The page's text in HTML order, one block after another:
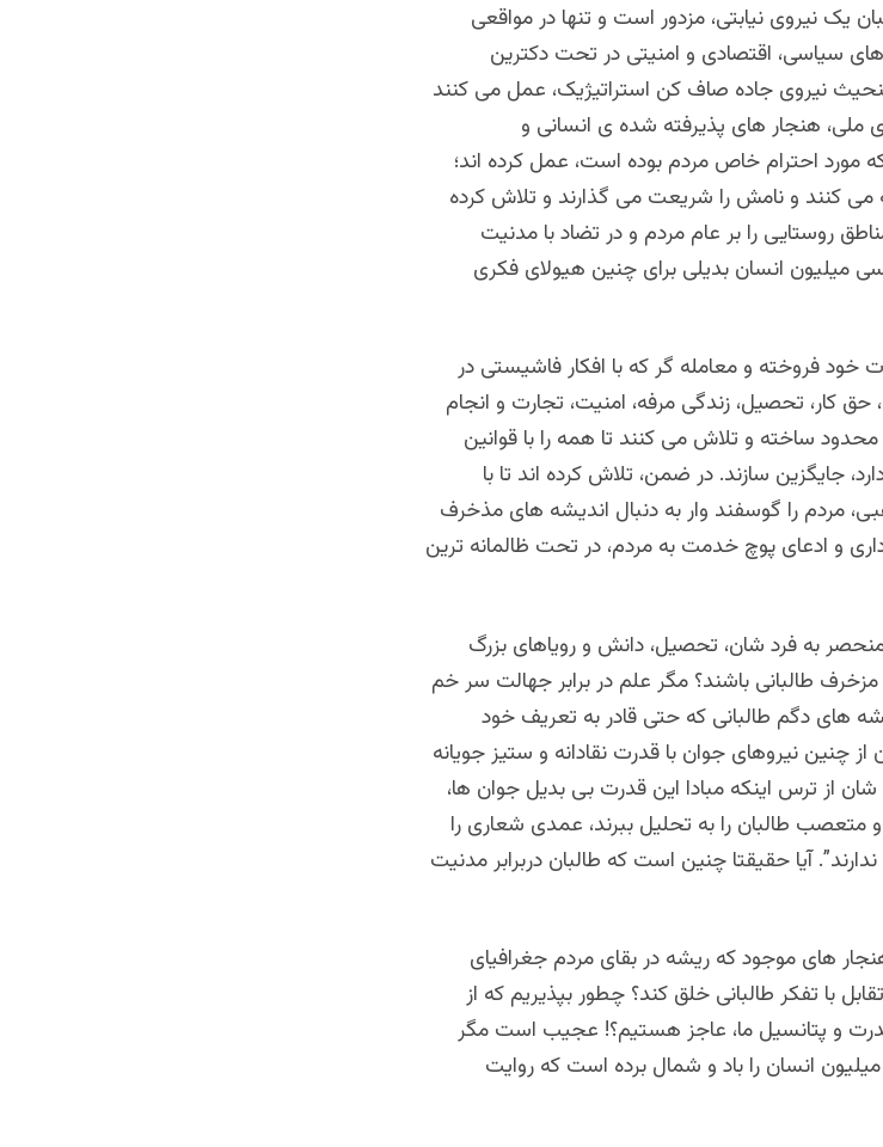
یک نیروی نیابتی، مزدور است و تنها در مواقعی
سیاسی، اقتصادی و امنیتی در تحت دکترین
نیروی جاده صاف کن استراتیژیک، عمل می کنند
ملی، هنجار های پذیرفته شده ی انسانی و
مورد احترام خاص مردم بوده است، عمل کرده اند؛
کنند و نامش را شریعت می گذارند و تلاش کرده
روستایی را بر عام مردم و در تضاد با مدنیت
میلیون انسان بدیلی برای چنین هیولای فکری
خود فروخته و معامله گر که با افکار فاشیستی در
کار، تحصیل، زندگی مرفه، امنیت، تجارت و انجام
ساخته و تلاش می کنند تا همه را با قوانین
جایگزین سازند. در ضمن، تلاش کرده اند تا با
مردم را گوسفند وار به دنبال اندیشه های مذخرف
و ادعای پوچ خدمت به مردم، در تحت ظالمانه ترین
به فرد شان، تحصیل، دانش و رویاهای بزرگ
مزخرف طالبانی باشند؟ مگر علم در برابر جهالت سر خم
های دگم طالبانی که حتی قادر به تعریف خود
چنین نیروهای جوان با قدرت نقادانه و ستیز جویانه
از ترس اینکه مبادا این قدرت بی بدیل جوان ها،
طالبان را به تحلیل ببرند، عمدی شعاری را
آیا حقیقتا چنین است که طالبان دربرابر مدنیت
های موجود که ریشه در بقای مردم جغرافیای
با تفکر طالبانی خلق کند؟ چطور بپذیریم که از
و پتانسیل ما، عاجز هستیم؟! عجیب است مگر
انسان را باد و شمال برده است که روایت